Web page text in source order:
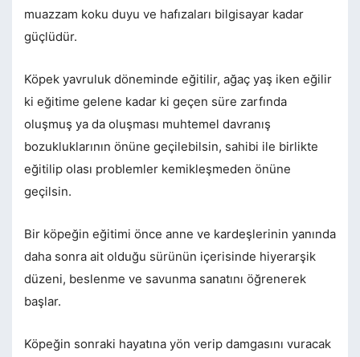
muazzam koku duyu ve hafızaları bilgisayar kadar
güçlüdür.
Köpek yavruluk döneminde eğitilir, ağaç yaş iken eğilir
ki eğitime gelene kadar ki geçen süre zarfında
oluşmuş ya da oluşması muhtemel davranış
bozukluklarının önüne geçilebilsin, sahibi ile birlikte
eğitilip olası problemler kemikleşmeden önüne
geçilsin.
Bir köpeğin eğitimi önce anne ve kardeşlerinin yanında
daha sonra ait olduğu sürünün içerisinde hiyerarşik
düzeni, beslenme ve savunma sanatını öğrenerek
başlar.
Köpeğin sonraki hayatına yön verip damgasını vuracak